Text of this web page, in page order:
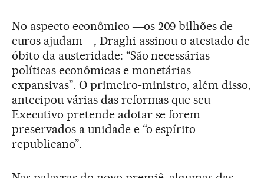
No aspecto econômico ―os 209 bilhões de
euros ajudam―, Draghi assinou o atestado de
óbito da austeridade: “São necessárias
políticas econômicas e monetárias
expansivas”. O primeiro-ministro, além disso,
antecipou várias das reformas que seu
Executivo pretende adotar se forem
preservados a unidade e “o espírito
republicano”.